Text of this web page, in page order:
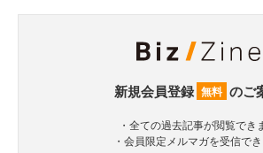
新規会員登録 無料 のご
・全ての過去記事が閲覧でき
・会員限定メルマガを受信で